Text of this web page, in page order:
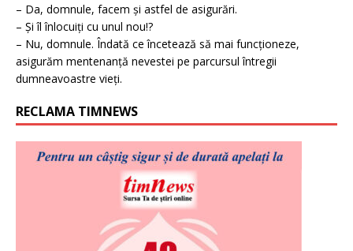
– Da, domnule, facem și astfel de asigurări.
– Și îl înlocuiți cu unul nou!?
– Nu, domnule. Îndată ce încetează să mai funcționeze,
asigurăm mentenanță nevestei pe parcursul întregii
dumneavoastre vieți.
RECLAMA TIMNEWS